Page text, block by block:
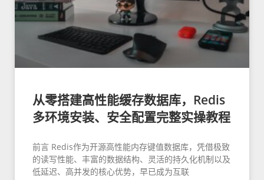
从零搭建高性能缓存数据库，Redis
多环境安装、安全配置完整实操教程
前言 Redis作为开源高性能内存键值数据库，凭借极致
的读写性能、丰富的数据结构、灵活的持久化机制以及
低延迟、高并发的核心优势，早已成为互联